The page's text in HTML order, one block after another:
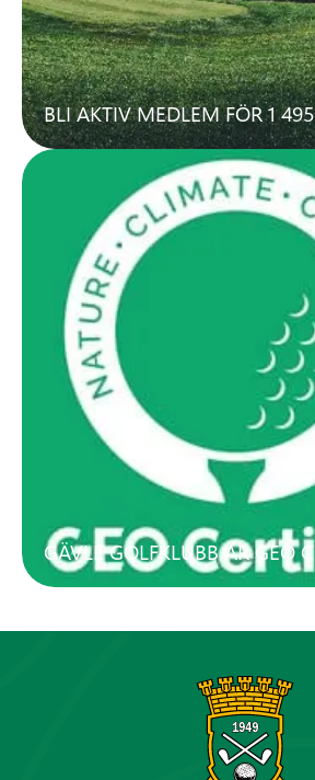
BLI AKTIV MEDLEM FÖR 1
GÄVLE GOLFKLUBB ÄR GEO